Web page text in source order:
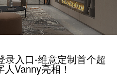
录入口-维意定制首个超
人Vanny亮相！